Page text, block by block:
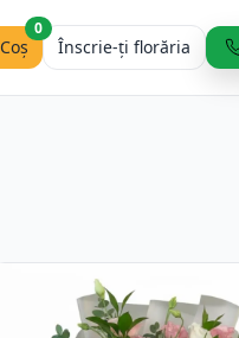
Coș
0
Înscrie-ți florăria